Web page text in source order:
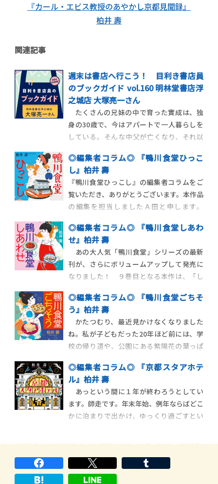
『カール・エビス教授のあやかし京都見聞録』
柏井 壽
関連記事
週末は書店へ行こう！ 目利き書店員
のブックガイド vol.160 明林堂書店浮
之城店 大塚亮一さん
たくさんの兄妹の中で育った實成は、独
身の30歳で、今はアパートで一人暮らしを
している。そんな中父が亡くなり、それ以
になった。「あれ」は人のかたちをしてい
るときもあるし、大きな丸いかたまりにな
っているときもある。父の霊というわけで
はないが、色があるわけでもなく、ただそ
こにもやがかかっ
◎編集者コラム◎ 『鴨川食堂ひっこ
し』柏井 壽
『鴨川食堂ひっこし』の編集者コラムをご
覧いただき、ありがとうございます。本作品
の編集を担当しましたＡ田と申します。
い」を叶えるべく、料理人の流と探偵のこ
いしが「思い出の味」探しに奮闘する物語
です。「次の巻はいつでるの？」という読
者様からのお問い合わせも多い人気シリー
ズですが、10作
◎編集者コラム◎ 『鴨川食堂しあわ
せ』柏井 壽
あの大人気「鴨川食堂」シリーズの最新
刊が、さらにボリュームアップして発売に
なりました！ ９巻目となる本作は、「し
たっての希望です。実は、最初の段階では
「まごころ」としていたのですが、ご意見
をいただいて、変更することになりまし
た。以下は、柏井さんからのメールに記さ
れていたものです。
◎編集者コラム◎ 『鴨川食堂ごちそ
う』柏井 壽
かたつむり、最近見かけなくなりました
ね。私が子どもだった20年ほど前には、学
校の帰り道や、公園にある紫陽花の葉っぱ
ると、毎年かたつむりのことを思い出しま
す。さて、梅雨まっただ中の６月７日、柏井
壽さんがご執筆された「鴨川食堂」シリー
ズの第８弾、『鴨川食堂ごちそう』が発売
になります。
◎編集者コラム◎ 『京都スタアホテ
ル』柏井 壽
あっという間に１年が終わろうとしてい
ます。師走です。年末年始、例年ならばどこ
かに泊まりで出かけ、ゆっくり過ごすとい
るでしょう。プロポーズのため、誕生日を祝
うため、気持ちを切り替えるため……。人